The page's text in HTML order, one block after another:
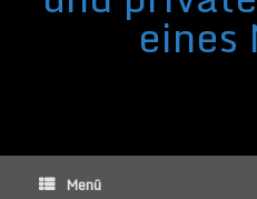
eines
Menü